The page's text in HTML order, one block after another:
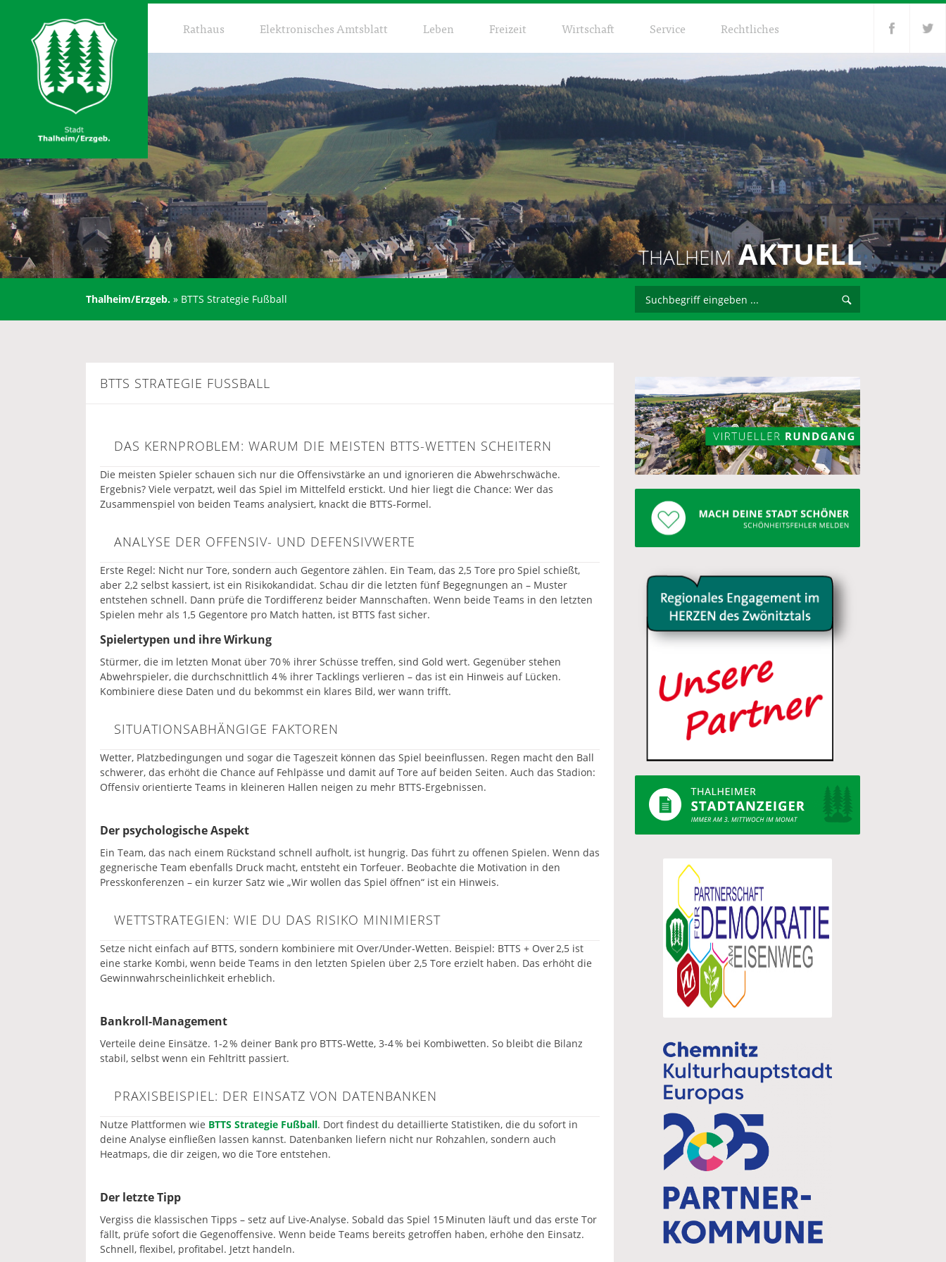
Rathaus Elektronisches Amtsblatt Leben Freizeit Wirtschaft Service Rechtliches
THALHEIMAKTUELL
Thalheim/Erzgeb. » BTTS Strategie Fußball
BTTS STRATEGIE FUSSBALL
DAS KERNPROBLEM: WARUM DIE MEISTEN BTTS-WETTEN SCHEITERN
Die meisten Spieler schauen sich nur die Offensivstärke an und ignorieren die Abwehrschwäche.
Ergebnis? Viele verpatzt, weil das Spiel im Mittelfeld erstickt. Und hier liegt die Chance: Wer das
Zusammenspiel von beiden Teams analysiert, knackt die BTTS-Formel.
ANALYSE DER OFFENSIV- UND DEFENSIVWERTE
Erste Regel: Nicht nur Tore, sondern auch Gegentore zählen. Ein Team, das 2,5 Tore pro Spiel schießt,
aber 2,2 selbst kassiert, ist ein Risikokandidat. Schau dir die letzten fünf Begegnungen an – Muster
entstehen schnell. Dann prüfe die Tordifferenz beider Mannschaften. Wenn beide Teams in den letzten
Spielen mehr als 1,5 Gegentore pro Match hatten, ist BTTS fast sicher.
Spielertypen und ihre Wirkung
Stürmer, die im letzten Monat über 70 % ihrer Schüsse treffen, sind Gold wert. Gegenüber stehen
Abwehrspieler, die durchschnittlich 4 % ihrer Tacklings verlieren – das ist ein Hinweis auf Lücken.
Kombiniere diese Daten und du bekommst ein klares Bild, wer wann trifft.
SITUATIONSABHÄNGIGE FAKTOREN
Wetter, Platzbedingungen und sogar die Tageszeit können das Spiel beeinflussen. Regen macht den Ball
schwerer, das erhöht die Chance auf Fehlpässe und damit auf Tore auf beiden Seiten. Auch das Stadion:
Offensiv orientierte Teams in kleineren Hallen neigen zu mehr BTTS-Ergebnissen.
Der psychologische Aspekt
Ein Team, das nach einem Rückstand schnell aufholt, ist hungrig. Das führt zu offenen Spielen. Wenn das
gegnerische Team ebenfalls Druck macht, entsteht ein Torfeuer. Beobachte die Motivation in den
Presskonferenzen – ein kurzer Satz wie „Wir wollen das Spiel öffnen“ ist ein Hinweis.
WETTSTRATEGIEN: WIE DU DAS RISIKO MINIMIERST
Setze nicht einfach auf BTTS, sondern kombiniere mit Over/Under-Wetten. Beispiel: BTTS + Over 2,5 ist
eine starke Kombi, wenn beide Teams in den letzten Spielen über 2,5 Tore erzielt haben. Das erhöht die
Gewinnwahrscheinlichkeit erheblich.
Bankroll-Management
Verteile deine Einsätze. 1-2 % deiner Bank pro BTTS-Wette, 3-4 % bei Kombiwetten. So bleibt die Bilanz
stabil, selbst wenn ein Fehltritt passiert.
PRAXISBEISPIEL: DER EINSATZ VON DATENBANKEN
Nutze Plattformen wie BTTS Strategie Fußball. Dort findest du detaillierte Statistiken, die du sofort in
deine Analyse einfließen lassen kannst. Datenbanken liefern nicht nur Rohzahlen, sondern auch
Heatmaps, die dir zeigen, wo die Tore entstehen.
Der letzte Tipp
Vergiss die klassischen Tipps – setz auf Live-Analyse. Sobald das Spiel 15 Minuten läuft und das erste Tor
fällt, prüfe sofort die Gegenoffensive. Wenn beide Teams bereits getroffen haben, erhöhe den Einsatz.
Schnell, flexibel, profitabel. Jetzt handeln.